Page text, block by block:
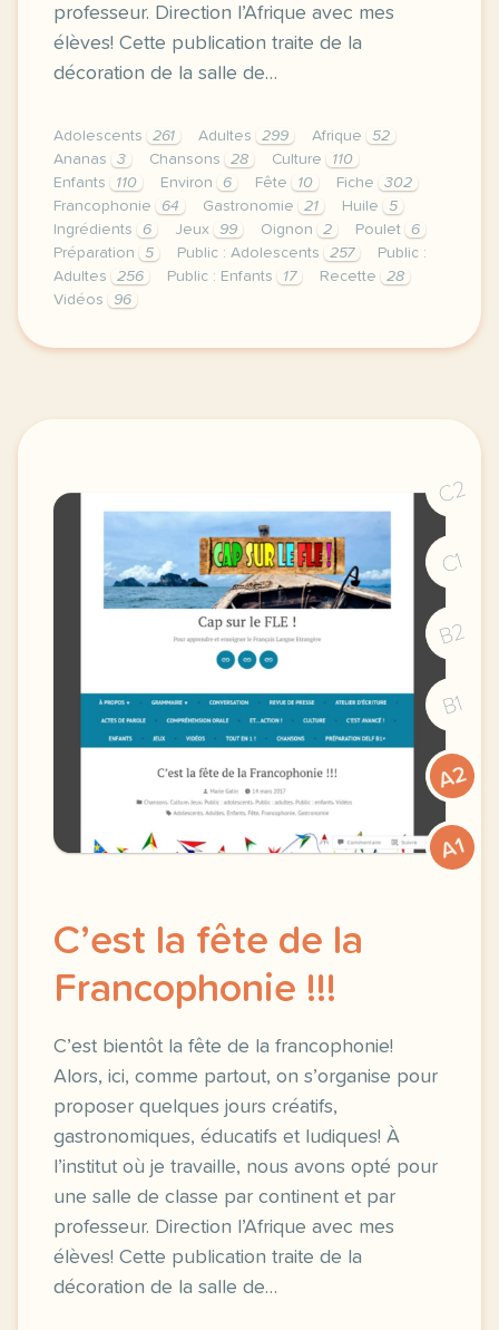
professeur. Direction l’Afrique avec mes
élèves! Cette publication traite de la
décoration de la salle de…
Adolescents 261 Adultes 299 Afrique
52
Ananas
3 Chansons 28 Culture
110
Enfants
110 Environ 6 Fête 10 Fiche
302
Francophonie
64 Gastronomie 21 Huile
5
Ingrédients
6 Jeux 99 Oignon 2 Poulet
6
Préparation
5 Public : Adolescents 257
Public :
Adultes
256 Public : Enfants 17 Recette
28
Vidéos
96
c est bientot la fete de la francophonie alors ici
C2
C1
B2
B1
A2
A1
C’est la fête de la
Francophonie !!!
C’est bientôt la fête de la francophonie!
Alors, ici, comme partout, on s’organise pour
proposer quelques jours créatifs,
gastronomiques, éducatifs et ludiques! À
l’institut où je travaille, nous avons opté pour
une salle de classe par continent et par
professeur. Direction l’Afrique avec mes
élèves! Cette publication traite de la
décoration de la salle de…